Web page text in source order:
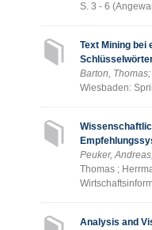
S. 3 - 6
Text Mining
Barton,
Wiesbaden:
Peuker,
Thomas ;
Analysis and